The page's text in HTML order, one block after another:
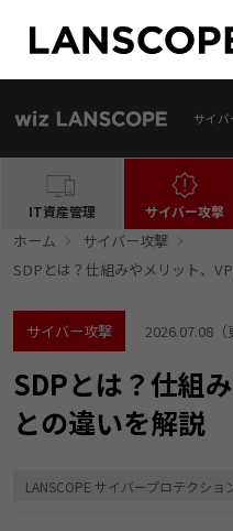
サイ
IT資産管理 サイバー攻撃
ホーム
サイバー攻撃
SDPとは？仕組みやメリット、
サイバー攻撃 2026.07.08（
SDPとは？仕組
との違いを解説
LANSCOPE サイバープロテクショ